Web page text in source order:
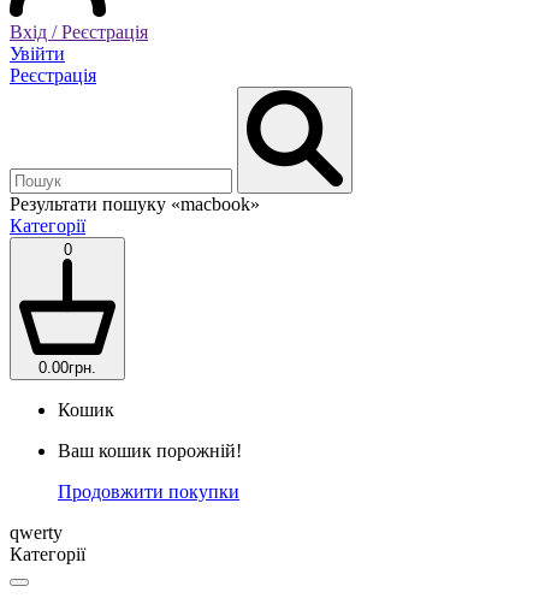
Вхід / Реєстрація
Увійти
Реєстрація
Результати пошуку «macbook»
Категорії
0
0.00грн.
Кошик
Ваш кошик порожній!
Продовжити покупки
qwerty
Категорії